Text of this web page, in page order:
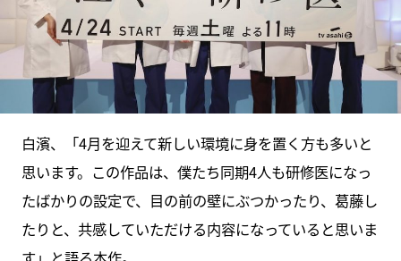
白濱、「4月を迎えて新しい環境に身を置く方も多いと
思います。この作品は、僕たち同期4人も研修医になっ
たばかりの設定で、目の前の壁にぶつかったり、葛藤し
たりと、共感していただける内容になっていると思いま